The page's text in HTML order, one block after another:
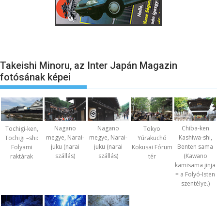
Takeishi Minoru, az Inter Japán Magazin
fotósának képei
Tochigi-ken,
Tochigi –shi:
Folyami
raktárak
Nagano
megye, Narai-
juku (narai
szállás)
Nagano
megye, Narai-
juku (narai
szállás)
Tokyo
Yúrakuchó
Kokusai Fórum
tér
Chiba-ken
Kashiwa-shi,
Benten sama
(Kawano
kamisama jinja
= a Folyó-Isten
szentélye.)